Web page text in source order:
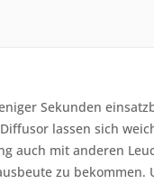
Sekunden
lassen sich
auch mit anderen
zu bekommen.